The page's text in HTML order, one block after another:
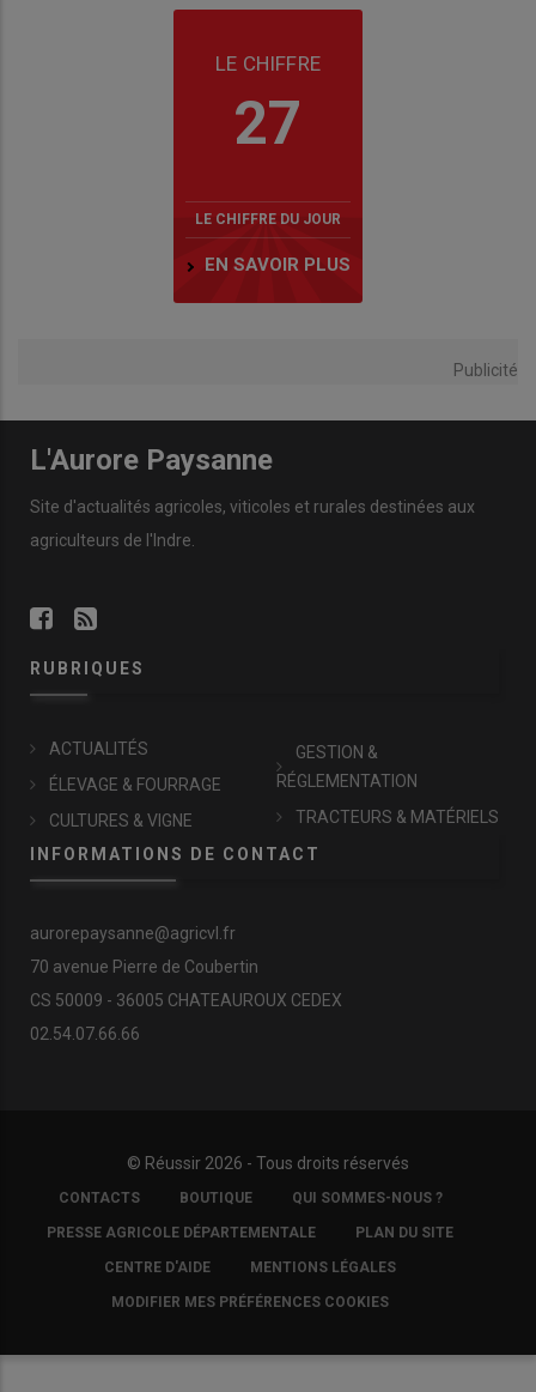
LE CHIFFRE
27
LE CHIFFRE DU JOUR
EN SAVOIR PLUS
Publicité
L'Aurore Paysanne
Site d'actualités agricoles, viticoles et rurales destinées aux
agriculteurs de l'Indre.
RUBRIQUES
ACTUALITÉS
ÉLEVAGE & FOURRAGE
CULTURES & VIGNE
GESTION &
RÉGLEMENTATION
TRACTEURS & MATÉRIELS
INFORMATIONS DE CONTACT
aurorepaysanne@agricvl.fr
70 avenue Pierre de Coubertin
CS 50009 - 36005 CHATEAUROUX CEDEX
02.54.07.66.66
© Réussir 2026 - Tous droits réservés
FOOTER
COPYRIGHT
CONTACTS BOUTIQUE QUI SOMMES-NOUS ?
PRESSE AGRICOLE DÉPARTEMENTALE PLAN DU SITE
CENTRE D'AIDE MENTIONS LÉGALES
MODIFIER MES PRÉFÉRENCES COOKIES